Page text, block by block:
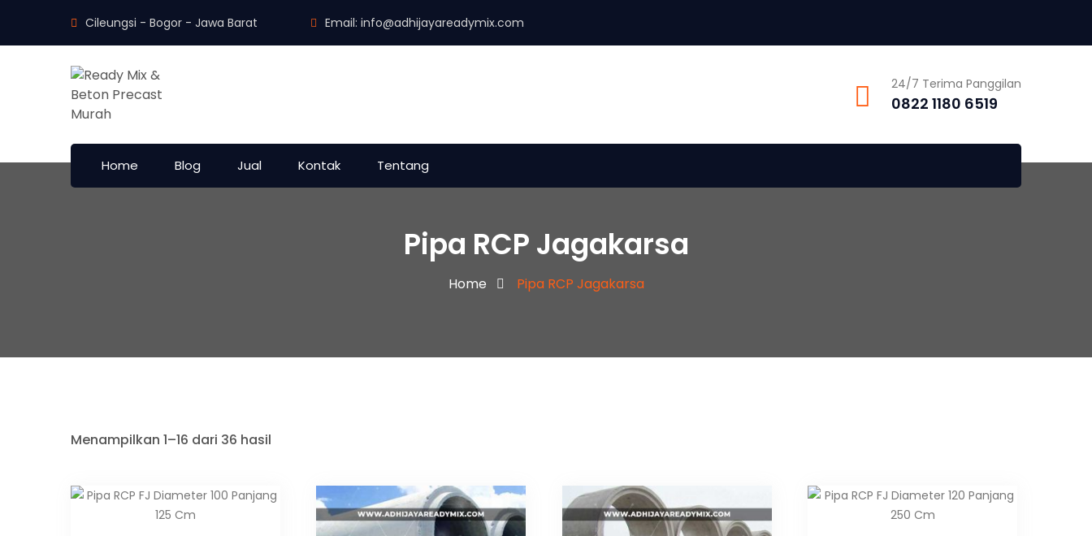
Cileungsi - Bogor - Jawa Barat Email: info@adhijayareadymix.com
24/7 Terima Panggilan
0822 1180 6519
Home Blog Jual Kontak Tentang
Pipa RCP Jagakarsa
Home Pipa RCP Jagakarsa
Menampilkan 1–16 dari 36 hasil